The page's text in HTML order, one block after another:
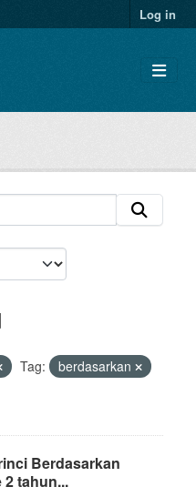
Log in
Tag:
berdasarkan
Berdasarkan
2 tahun...